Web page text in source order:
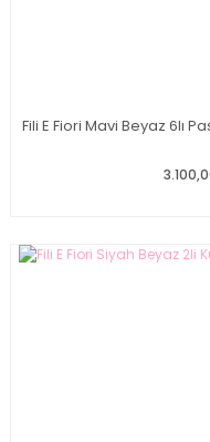
Fili E Fiori Mavi Beyaz 6lı